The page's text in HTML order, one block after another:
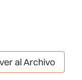
al Archivo